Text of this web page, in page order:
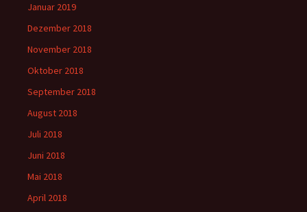
Januar 2019
Dezember 2018
November 2018
Oktober 2018
September 2018
August 2018
Juli 2018
Juni 2018
Mai 2018
April 2018